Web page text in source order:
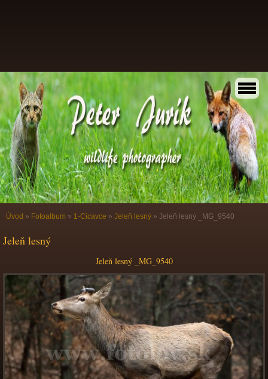
Úvod » Fotoalbum » 1-Cicavce » Jeleň lesný » Jeleň lesný _MG_9540
Jeleň lesný
Jeleň lesný _MG_9540